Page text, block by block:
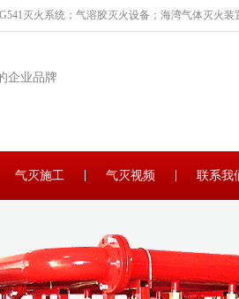
灭火系统；气溶胶灭火设备；海湾气体灭火装
企业品牌
气灭施工 气灭视频 联系我